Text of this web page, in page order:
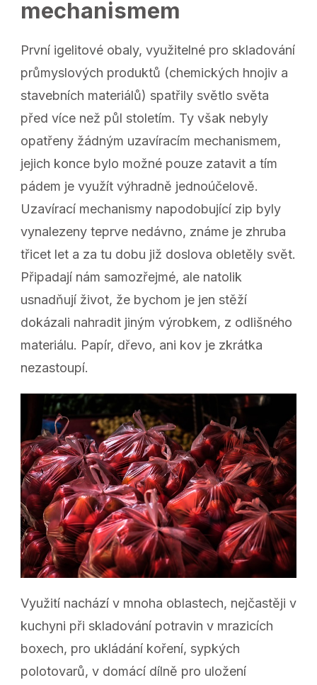
mechanismem
První igelitové obaly, využitelné pro skladování
průmyslových produktů (chemických hnojiv a
stavebních materiálů) spatřily světlo světa
před více než půl stoletím. Ty však nebyly
opatřeny žádným uzavíracím mechanismem,
jejich konce bylo možné pouze zatavit a tím
pádem je využít výhradně jednoúčelově.
Uzavírací mechanismy napodobující zip byly
vynalezeny teprve nedávno, známe je zhruba
třicet let a za tu dobu již doslova obletěly svět.
Připadají nám samozřejmé, ale natolik
usnadňují život, že bychom je jen stěží
dokázali nahradit jiným výrobkem, z odlišného
materiálu. Papír, dřevo, ani kov je zkrátka
nezastoupí.
Využití nachází v mnoha oblastech, nejčastěji v
kuchyni při skladování potravin v mrazicích
boxech, pro ukládání koření, sypkých
polotovarů, v domácí dílně pro uložení